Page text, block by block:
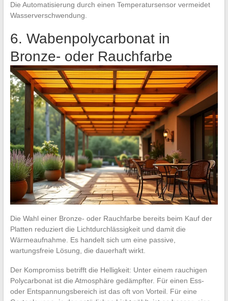
Die Automatisierung durch einen Temperatursensor vermeidet
Wasserverschwendung.
6. Wabenpolycarbonat in
Bronze- oder Rauchfarbe
Die Wahl einer Bronze- oder Rauchfarbe bereits beim Kauf der
Platten reduziert die Lichtdurchlässigkeit und damit die
Wärmeaufnahme. Es handelt sich um eine passive,
wartungsfreie Lösung, die dauerhaft wirkt.
Der Kompromiss betrifft die Helligkeit: Unter einem rauchigen
Polycarbonat ist die Atmosphäre gedämpfter. Für einen Ess-
oder Entspannungsbereich ist das oft von Vorteil. Für eine